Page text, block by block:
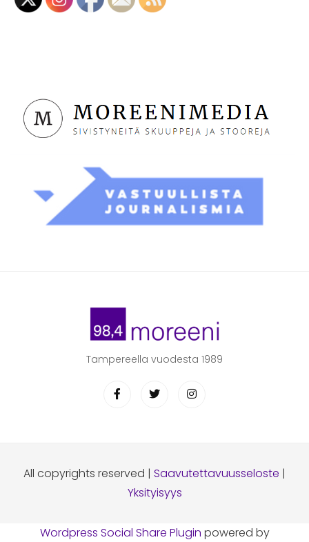
Tampereella vuodesta 1989
All copyrights reserved | Saavutettavuusseloste |
Yksityisyys
Wordpress Social Share Plugin powered by